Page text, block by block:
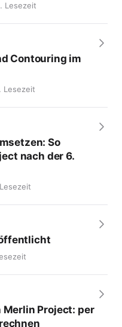
Lesezeit
Contouring im
Lesezeit
So
nach der 6.
Project: per